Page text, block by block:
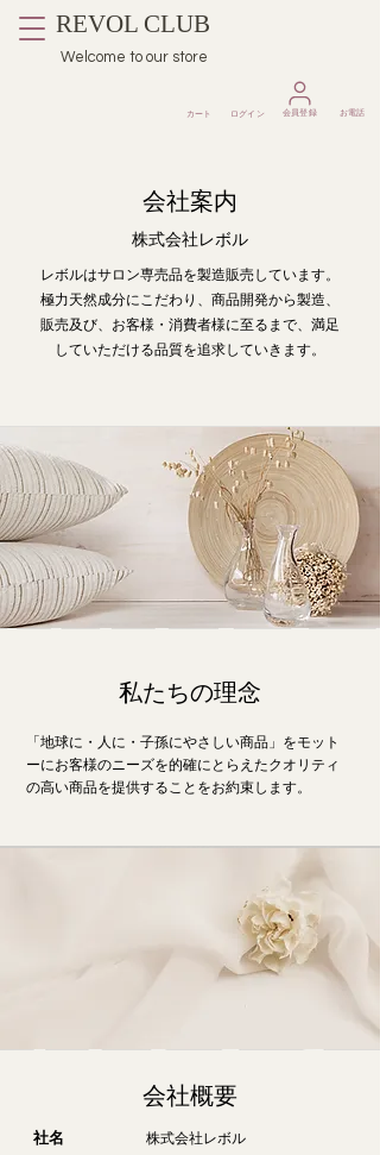
REVOL CLUB
Welcome to our store
カート ログイン ​会員登録 お電話
会社案内
株式会社レボル
レボルはサロン専売品を製造販売しています。
​極力天然成分にこだわり、商品開発から製造、
販売及び、お客様・消費者様に至るまで、満足
していただける品質を追求していきます。
私たちの理念
「地球に・人に・子孫にやさしい商品」をモット
ーにお客様のニーズを的確にとらえたクオリティ
の高い商品を提供することをお約束します。
会社概要
​社名 株式会社レボル